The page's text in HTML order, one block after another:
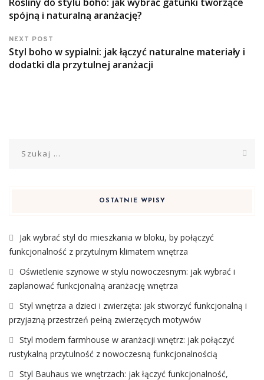
spójną i naturalną aranżację?
NEXT POST
Styl boho w sypialni: jak łączyć naturalne materiały i
dodatki dla przytulnej aranżacji
OSTATNIE WPISY
Jak wybrać styl do mieszkania w bloku, by połączyć
funkcjonalność z przytulnym klimatem wnętrza
Oświetlenie szynowe w stylu nowoczesnym: jak wybrać i
zaplanować funkcjonalną aranżację wnętrza
Styl wnętrza a dzieci i zwierzęta: jak stworzyć funkcjonalną i
przyjazną przestrzeń pełną zwierzęcych motywów
Styl modern farmhouse w aranżacji wnętrz: jak połączyć
rustykalną przytulność z nowoczesną funkcjonalnością
Styl Bauhaus we wnętrzach: jak łączyć funkcjonalność,